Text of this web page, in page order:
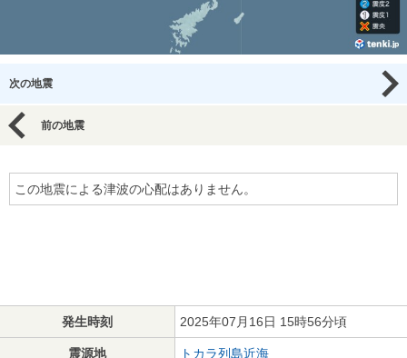
次の地震
前の地震
この地震による津波の心配はありません。
発生時刻 2025年07月16日 15時56分頃
震源地 トカラ列島近海